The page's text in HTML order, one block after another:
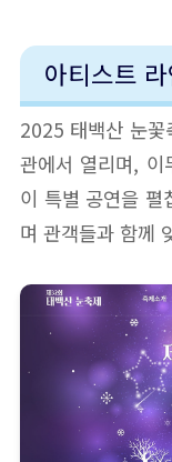
아티스트
2025 태백산 눈꽃
관에서 열리며,
이 특별 공연을 펼
며 관객들과 함께